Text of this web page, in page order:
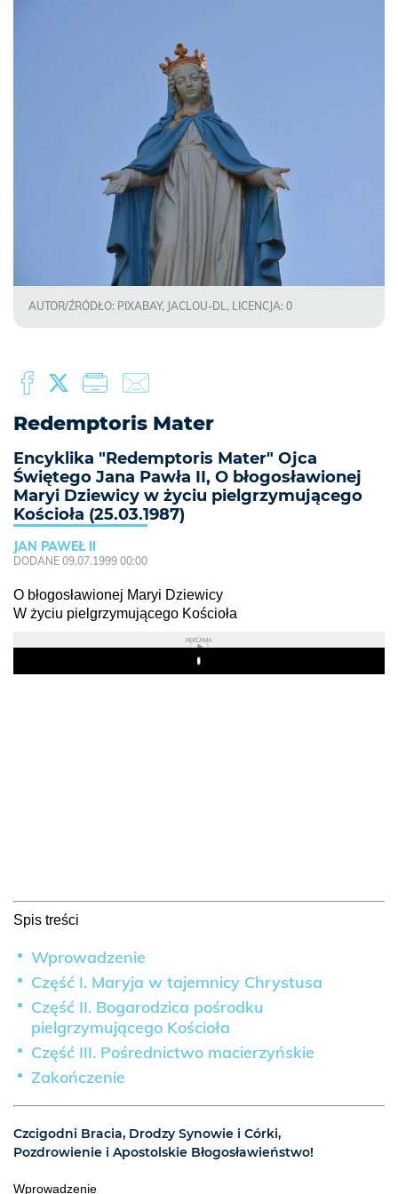
AUTOR/ŹRÓDŁO: PIXABAY, JACLOU-DL, LICENCJA: 0
Redemptoris Mater
Encyklika "Redemptoris Mater" Ojca
Świętego Jana Pawła II, O błogosławionej
Maryi Dziewicy w życiu pielgrzymującego
Kościoła (25.03.1987)
JAN PAWEŁ II
DODANE 09.07.1999 00:00
O błogosławionej Maryi Dziewicy
W życiu pielgrzymującego Kościoła
REKLAMA
Play
Spis treści
Wprowadzenie
Część I. Maryja w tajemnicy Chrystusa
Część II. Bogarodzica pośrodku
pielgrzymującego Kościoła
Część III. Pośrednictwo macierzyńskie
Zakończenie
Czcigodni Bracia, Drodzy Synowie i Córki,
Pozdrowienie i Apostolskie Błogosławieństwo!
Wprowadzenie